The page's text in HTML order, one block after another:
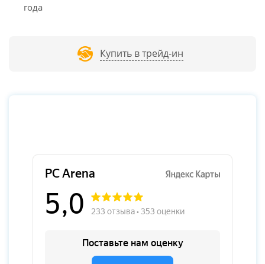
года
Купить в трейд-ин